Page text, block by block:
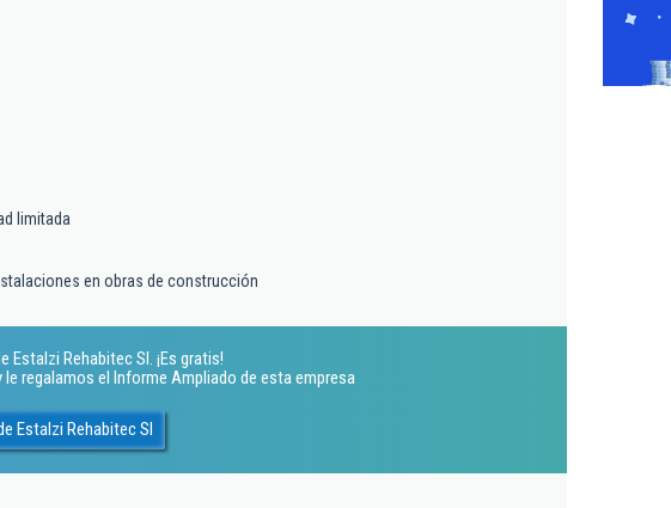
limitada
en obras de construcción
Estalzi Rehabitec Sl. ¡Es gratis!
regalamos el Informe Ampliado de esta empresa
Estalzi Rehabitec Sl